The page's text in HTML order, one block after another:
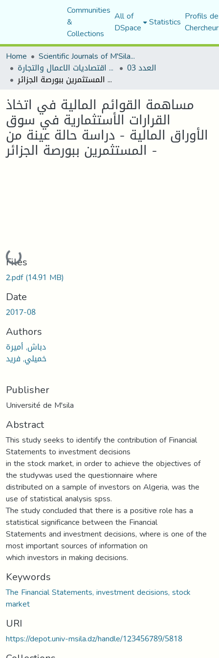
Communities
&
Collections
All of
DSpace Statistics Profils
Home
Scientific Journals of M'Sila University
مجلة اقتصاديات الاعمال والتجارة العدد 03
مساهمة القوائم المالية في اتخاذ القرارات الأستثمارية في سوق الأوراق المالية - دراسة حالة عينة من المستثمرين ببورصة الجزائر -
مساهمة القوائم المالية في اتخاذ
القرارات الأستثمارية في سوق
الأوراق المالية - دراسة حالة عينة من
المستثمرين ببورصة الجزائر -
Loading...
Files
2.pdf(14.91 MB)
Date
2017-08
Authors
دباش, أميرة
خميلي, فريد
Publisher
Université de M'sila
Abstract
This study seeks to identify the contribution of Financial
Statements to investment decisions
in the stock market, in order to achieve the objectives of
the studywas used the questionnaire where
distributed on a sample of investors on Algeria, was the
use of statistical analysis spss.
The study concluded that there is a positive role has a
statistical significance between the Financial
Statements and investment decisions, where is one of the
most important sources of information on
which investors in making decisions.
Keywords
The Financial Statements, investment decisions, stock
market
URI
https://depot.univ-msila.dz/handle/123456789/5818